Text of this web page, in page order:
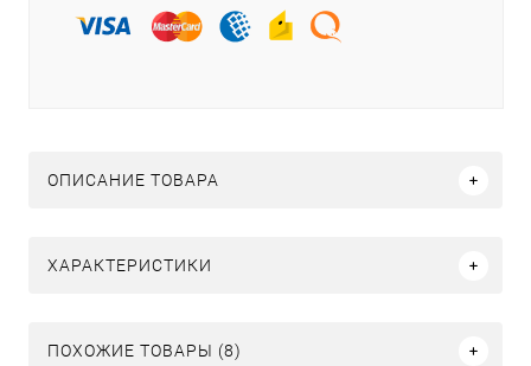
ОПИСАНИЕ ТОВАРА
ХАРАКТЕРИСТИКИ
ПОХОЖИЕ ТОВАРЫ (8)